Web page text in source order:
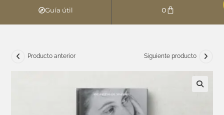
Guía útil 0
Producto anterior Siguiente producto